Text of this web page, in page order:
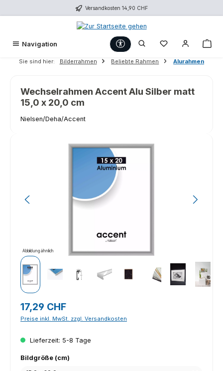
Zum Hauptinhalt springen Versandkosten 14,90 CHF
Navigation Werkzeugleiste anzeigen
Du hast 0
Sie sind hier: Bilderrahmen Beliebte Rahmen Alurahmen
Wechselrahmen Accent Alu Silber matt
15,0 x 20,0 cm
Nielsen/Deha/Accent
Abbildung ähnlich
Regulärer Preis:
17,29 CHF
Preise inkl. MwSt. zzgl. Versandkosten
Lieferzeit: 5-8 Tage
Bildgröße (cm)